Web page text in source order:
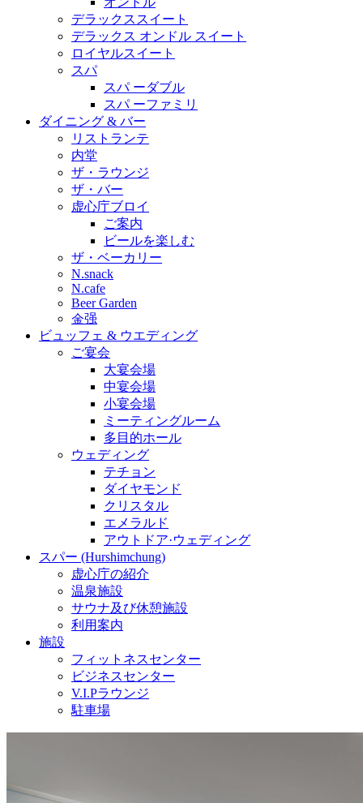
デラックススイート
デラックス オンドル スイート
ロイヤルスイート
スパ
スパ ーダブル
スパ ーファミリ
ダイニング & バー
リストランテ
内堂
ザ・ラウンジ
ザ・バー
虚心庁ブロイ
ご案内
ビールを楽しむ
ザ・ベーカリー
N.snack
N.cafe
Beer Garden
金强
ビュッフェ & ウエディング
ご宴会
大宴会場
中宴会場
小宴会場
ミーティングルーム
多目的ホール
ウェディング
テチョン
ダイヤモンド
クリスタル
エメラルド
アウトドア·ウェディング
スパー (Hurshimchung)
虚心庁の紹介
温泉施設
サウナ及び休憩施設
利用案内
施設
フィットネスセンター
ビジネスセンター
V.I.Pラウンジ
駐車場